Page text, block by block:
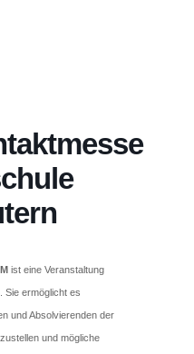
ist eine Veranstaltung
Sie ermöglicht es
und Absolvierenden der
und mögliche